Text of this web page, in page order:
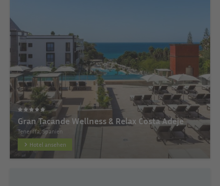
Gran Tacande Wellness & Relax Costa Adeje
Teneriffa, Spanien
Hotel ansehen